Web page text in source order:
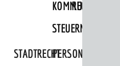
KOMMUNALE
STEUERN
STADTRECHTPERSONALRAT